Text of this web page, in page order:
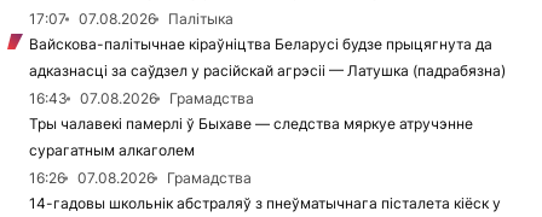
17:07
07.08.2026
Палітыка
Вайскова-палітычнае кіраўніцтва Беларусі будзе прыцягнута да
адказнасці за саўдзел у расійскай агрэсіі — Латушка (падрабязна)
16:43
07.08.2026
Грамадства
Тры чалавекі памерлі ў Быхаве — следства мяркуе атручэнне
сурагатным алкаголем
16:26
07.08.2026
Грамадства
14-гадовы школьнік абстраляў з пнеўматычнага пісталета кіёск у